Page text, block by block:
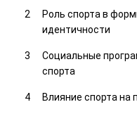
Роль спорта в
идентичности
Социальные
спорта
Влияние спорта на